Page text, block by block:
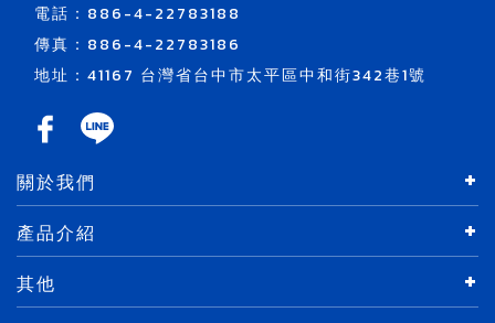
電話：886-4-22783188
傳真：886-4-22783186
地址：41167 台灣省台中市太平區中和街342巷1號
關於我們
產品介紹
其他